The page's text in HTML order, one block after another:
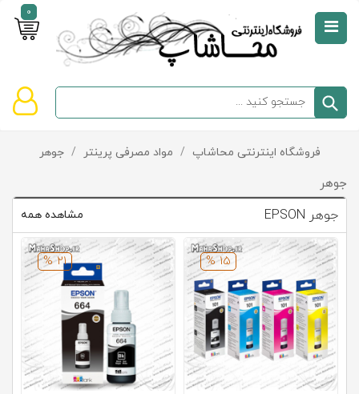
0
صفحه
دسته‌بندی
تخفیف‌ها
و
پیشنهادها
تماس
کلاب
محاشاپ
سبد
خالی
است
فروشگاه اینترنتی محاشاپ / مواد مصرفی پرینتر / جوهر
جوهر
جوهر EPSON مشاهده همه
15 %
21 %